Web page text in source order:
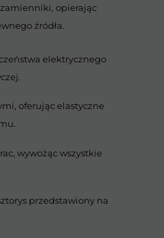
przedstawiony na
wywożąc wszystkie
oferując elastyczne
elektrycznego
opierając
źródła.